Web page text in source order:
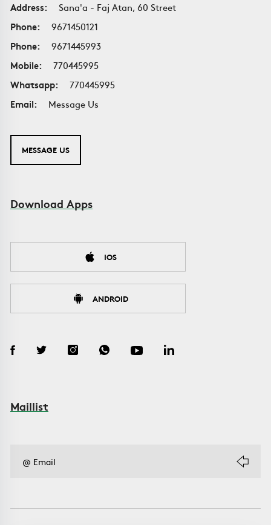
Address:
Sana'a - Faj Atan, 60 Street
Phone:
9671450121
Phone:
9671445993
Mobile:
770445995
Whatsapp:
770445995
Email:
Message Us
MESSAGE US
Download Apps
IOS
ANDROID
Maillist